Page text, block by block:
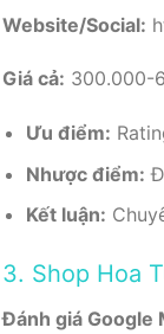
Website/Social:
Giá cả: 300.000-
Ưu điểm:
Nhược điểm:
Kết luận:
3. Shop Hoa
Đánh giá Google